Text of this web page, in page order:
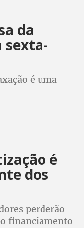
da
sexta-
é uma
é
dos
perderão
financiamento